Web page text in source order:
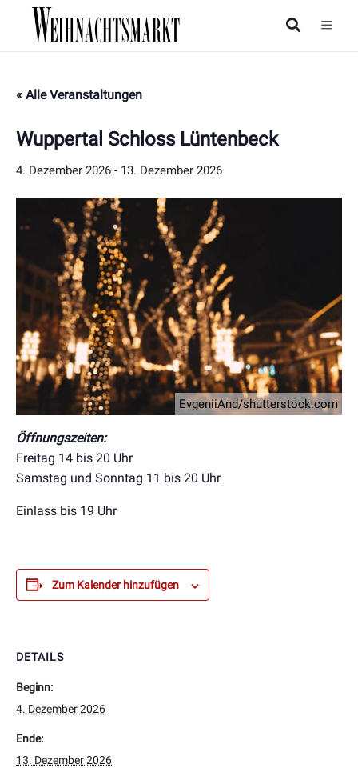
« Alle Veranstaltungen
Wuppertal Schloss Lüntenbeck
4. Dezember 2026 - 13. Dezember 2026
EvgeniiAnd/shutterstock.com
Öffnungszeiten:
Freitag 14 bis 20 Uhr
Samstag und Sonntag 11 bis 20 Uhr
Einlass bis 19 Uhr
Zum Kalender hinzufügen
DETAILS
Beginn:
4. Dezember 2026
Ende:
13. Dezember 2026